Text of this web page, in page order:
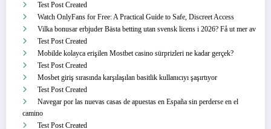
Test Post Created
Watch OnlyFans for Free: A Practical Guide to Safe, Discreet Access
Vilka bonusar erbjuder Bästa betting utan svensk licens i 2026? Få ut mer av
Test Post Created
Mobilde kolayca erişilen Mostbet casino sürprizleri ne kadar gerçek?
Test Post Created
Mosbet giriş sırasında karşılaşılan basitlik kullanıcıyı şaşırtıyor
Test Post Created
Navegar por las nuevas casas de apuestas en España sin perderse en el
camino
Test Post Created